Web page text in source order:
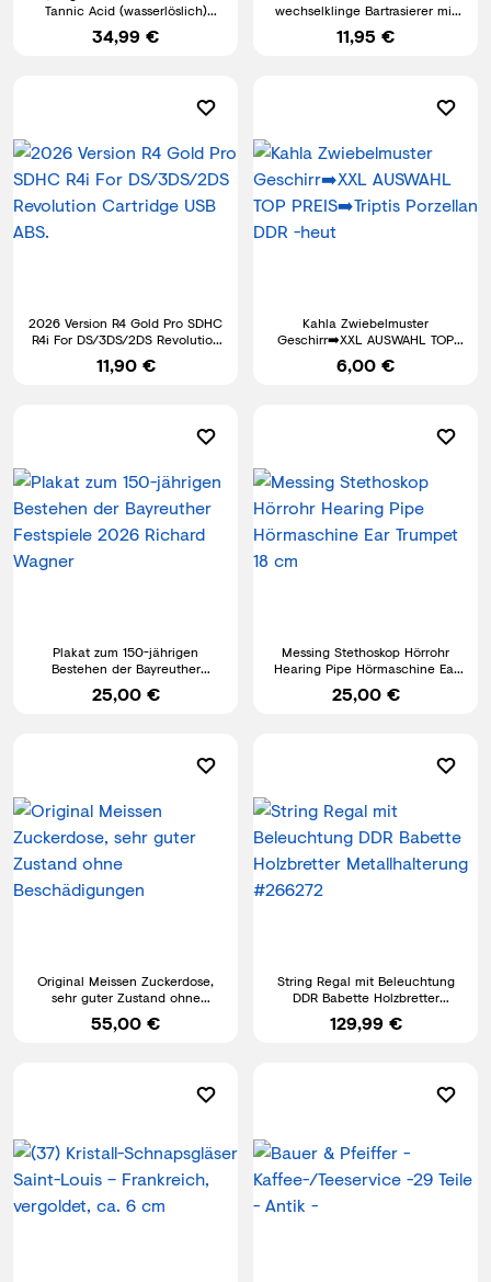
Tannic Acid (wasserlöslich)
Rostumwandler | Gerben
34,99 €
wechselklinge Bartrasierer mit
100 Qualität Rasierkling
11,95 €
2026 Version R4 Gold Pro SDHC
R4i For DS/3DS/2DS Revolution
Cartridge USB ABS.
11,90 €
Kahla Zwiebelmuster
Geschirr➡️XXL AUSWAHL TOP
PREIS➡️Triptis Porzellan DDR -
heut
6,00 €
Plakat zum 150-jährigen
Bestehen der Bayreuther
Festspiele 2026 Richard Wagner
25,00 €
Messing Stethoskop Hörrohr
Hearing Pipe Hörmaschine Ear
Trumpet 18 cm
25,00 €
Original Meissen Zuckerdose,
sehr guter Zustand ohne
Beschädigungen
55,00 €
String Regal mit Beleuchtung
DDR Babette Holzbretter
Metallhalterung #266272
129,99 €